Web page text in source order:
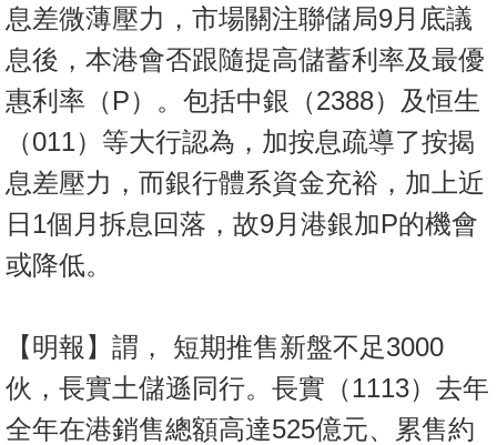
冊
關
於
我
們
息差微薄壓力，市場關注聯儲局9月底議
息後，本港會否跟隨提高儲蓄利率及最優
惠利率（P）。包括中銀（2388）及恒生
（011）等大行認為，加按息疏導了按揭
息差壓力，而銀行體系資金充裕，加上近
日1個月拆息回落，故9月港銀加P的機會
或降低。
【明報】謂， 短期推售新盤不足3000
伙，長實土儲遜同行。長實（1113）去年
全年在港銷售總額高達525億元、累售約